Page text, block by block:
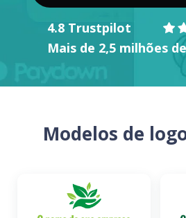
4.8 Trustpilot
Mais de 2,5 milhões
Modelos de